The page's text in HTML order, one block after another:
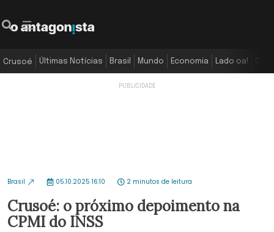
Crusoé Últimas Notícias Brasil Mundo Economia Lado oa!
Brasil 05.10.2025 16:10 2 minutos de leitura
Crusoé: o próximo depoimento na
CPMI do INSS